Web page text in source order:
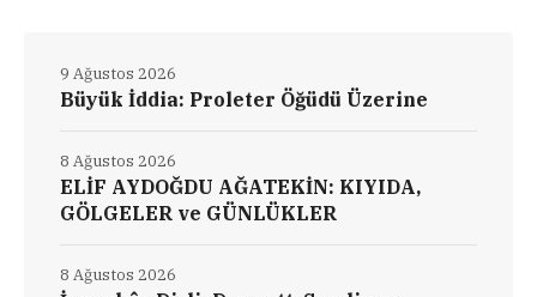
Büyük İddia: Proleter Öğüdü Üzerine
9 Ağustos 2026
ELİF AYDOĞDU AĞATEKİN: KIYIDA,
GÖLGELER ve GÜNLÜKLER
8 Ağustos 2026
8 Ağustos 2026